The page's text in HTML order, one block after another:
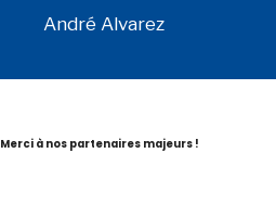
André Alvarez
Merci à nos partenaires majeurs !